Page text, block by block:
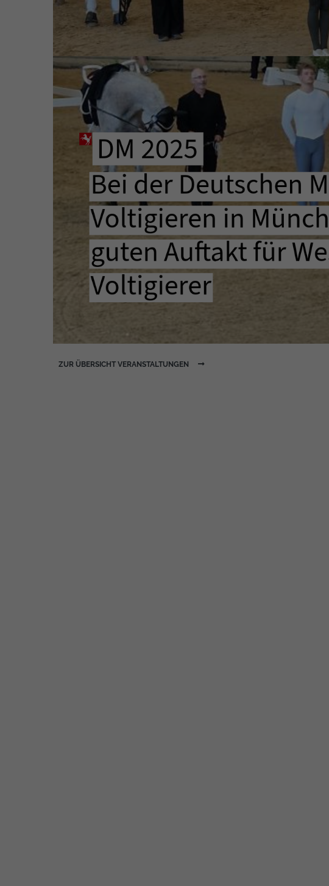
ZUR ÜBERSICHT VERANSTALTUNGEN